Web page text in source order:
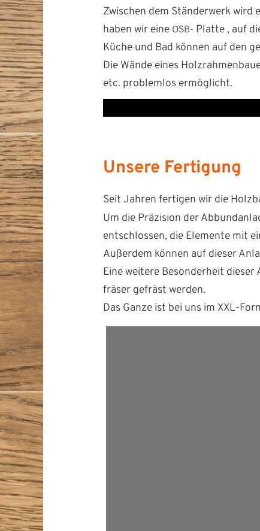
Zwis­chen dem Stän­der­w­erk
haben wir eine OSB- Plat­te , auf
Küche und Bad kön­nen auf den
Die Wände eines
etc. prob­lem­los ermöglicht.
Unsere Fertigung
Seit Jahren fer­ti­gen wir die
Um die Präzi­sion der
entschlossen, die Ele­mente mit
Außer­dem kön­nen auf dieser
Eine weit­ere Beson­der­heit
fräs­er gefräst werden.
Das Ganze ist bei uns im XXL-